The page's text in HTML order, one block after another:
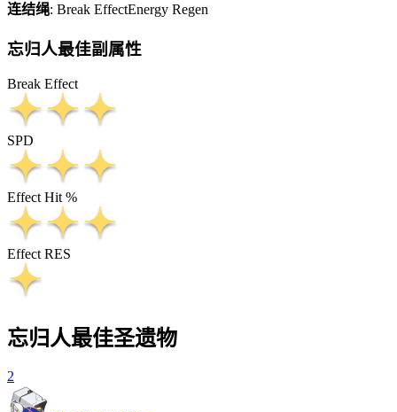
连结绳: Break EffectEnergy Regen
忘归人最佳副属性
Break Effect
SPD
Effect Hit %
Effect RES
忘归人最佳圣遗物
2